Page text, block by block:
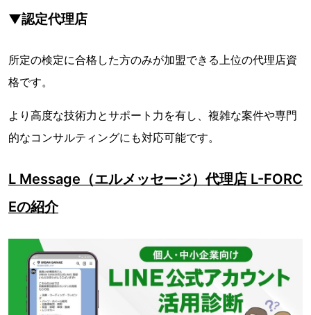
▼認定代理店
所定の検定に合格した方のみが加盟できる上位の代理店資
格です。
より高度な技術力とサポート力を有し、複雑な案件や専門
的なコンサルティングにも対応可能です。
L Message（エルメッセージ）代理店 L-FORC
Eの紹介